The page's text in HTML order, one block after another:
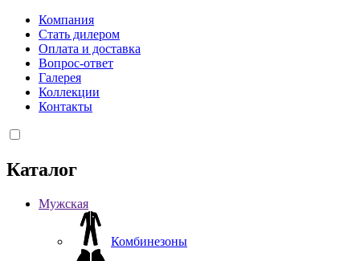
Компания
Стать дилером
Оплата и доставка
Вопрос-ответ
Галерея
Коллекции
Контакты
Каталог
Мужская
Комбинезоны